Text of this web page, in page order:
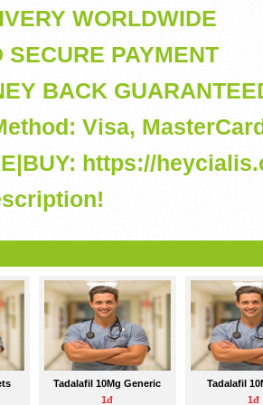
WORLDWIDE
SECURE PAYMENT
BACK
Visa,
https://
Tadalafil 10Mg Generic
1đ
Tadalafil
1đ